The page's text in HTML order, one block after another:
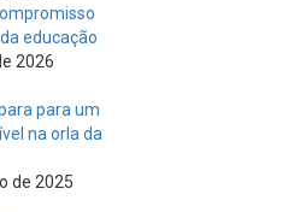
educação
2026
para um
na orla da
de 2025